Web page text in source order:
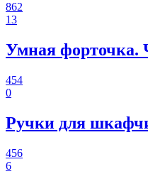
862
13
Умная форточка.
454
0
Ручки для
456
6